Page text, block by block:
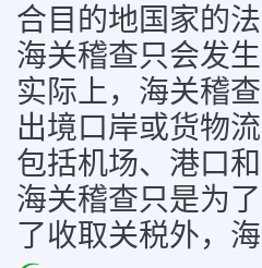
合目的地国家的
海关稽查只会发生
实际上，海关稽
出境口岸或货物
包括机场、港口
海关稽查只是为
了收取关税外，